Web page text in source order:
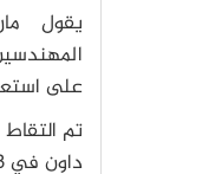
يقول
على